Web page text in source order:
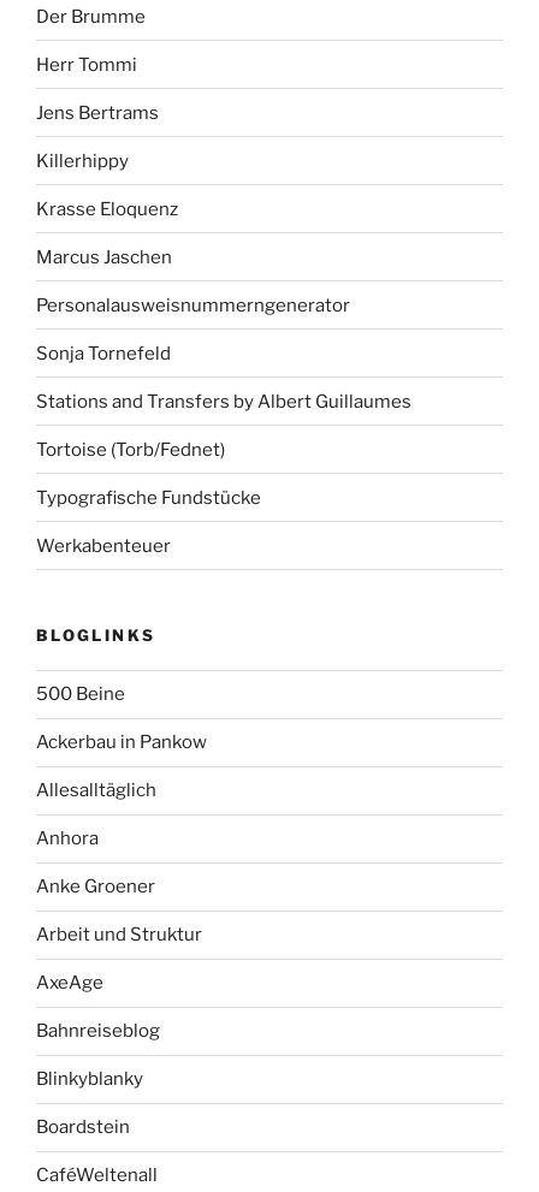
Der Brumme
Herr Tommi
Jens Bertrams
Killerhippy
Krasse Eloquenz
Marcus Jaschen
Personalausweisnummerngenerator
Sonja Tornefeld
Stations and Transfers by Albert Guillaumes
Tortoise (Torb/Fednet)
Typografische Fundstücke
Werkabenteuer
BLOGLINKS
500 Beine
Ackerbau in Pankow
Allesalltäglich
Anhora
Anke Groener
Arbeit und Struktur
AxeAge
Bahnreiseblog
Blinkyblanky
Boardstein
CaféWeltenall